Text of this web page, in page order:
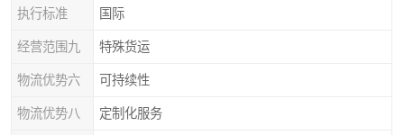
执行标准 国际
经营范围九 特殊货运
物流优势六 可持续性
物流优势八 定制化服务